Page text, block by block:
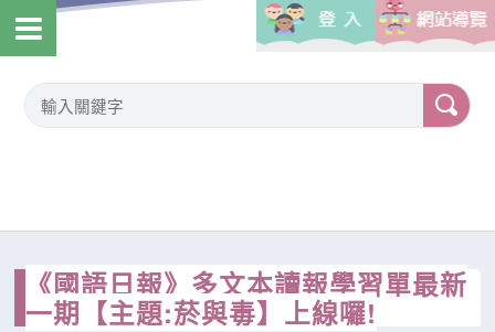
《國語日報》多文本讀報學習單最新
一期【主題:菸與毒】上線囉!